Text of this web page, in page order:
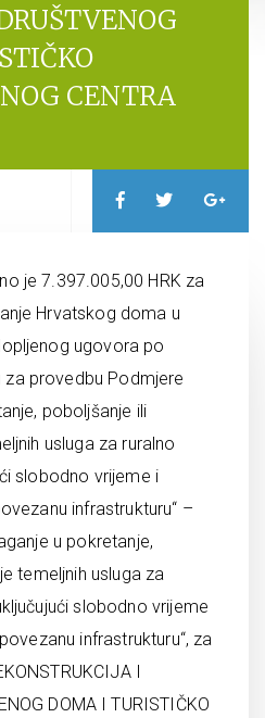
CENTRA
je 7.397.005,00 HRK za
Hrvatskog doma u
ugovora po
provedbu Podmjere
poboljšanje ili
usluga za ruralno
slobodno vrijeme i
infrastrukturu“ –
u pokretanje,
temeljnih usluga za
slobodno vrijeme
infrastrukturu“, za
I
DOMA I TURISTIČKO